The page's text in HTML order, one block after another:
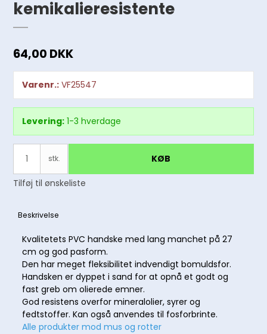
kemikalieresistente
64,00 DKK
Varenr.: VF25547
Levering: 1-3 hverdage
stk. KØB
Tilføj til ønskeliste
Beskrivelse
Kvalitetets PVC handske med lang manchet på 27
cm og god pasform.
Den har meget fleksibilitet indvendigt bomuldsfor.
Handsken er dyppet i sand for at opnå et godt og
fast greb om olierede emner.
God resistens overfor mineralolier, syrer og
fedtstoffer. Kan også anvendes til fosforbrinte.
Alle produkter mod mus og rotter